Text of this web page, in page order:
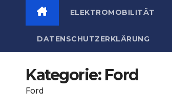
ELEKTROMOBILITÄT
DATENSCHUTZERKLÄRUNG
Kategorie: Ford
Ford